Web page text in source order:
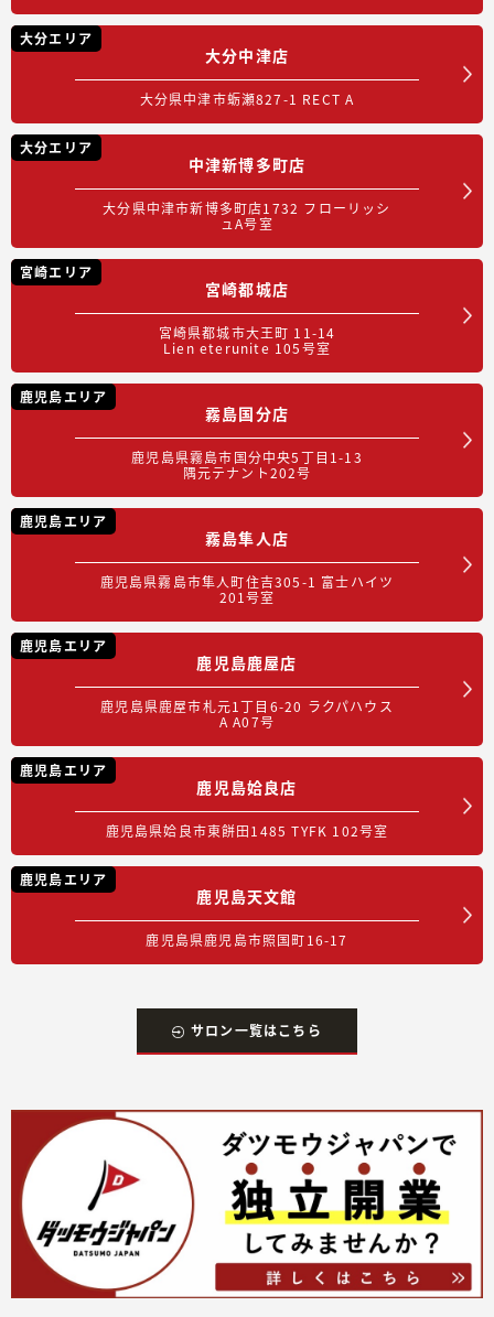
大分エリア
大分中津店
大分県中津市蛎瀬827-1 RECT A
大分エリア
中津新博多町店
大分県中津市新博多町店1732 フローリッシ
ュA号室
宮崎エリア
宮崎都城店
宮崎県都城市大王町 11-14
Lien eterunite 105号室
鹿児島エリア
霧島国分店
鹿児島県霧島市国分中央5丁目1-13
隅元テナント202号
鹿児島エリア
霧島隼人店
鹿児島県霧島市隼人町住吉305-1 富士ハイツ
201号室
鹿児島エリア
鹿児島鹿屋店
鹿児島県鹿屋市札元1丁目6-20 ラクパハウス
A A07号
鹿児島エリア
鹿児島姶良店
鹿児島県姶良市東餅田1485 TYFK 102号室
鹿児島エリア
鹿児島天文館
鹿児島県鹿児島市照国町16-17
サロン一覧はこちら